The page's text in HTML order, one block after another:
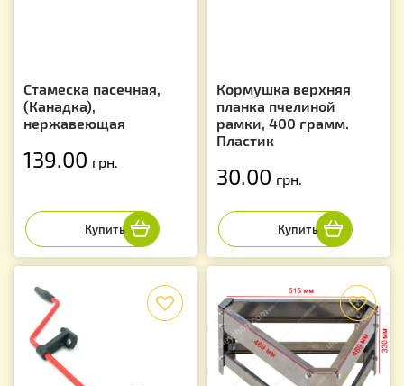
Стамеска пасечная,
(Канадка),
нержавеющая
139.00 грн.
Кормушка верхняя
планка пчелиной
рамки, 400 грамм.
Пластик
30.00 грн.